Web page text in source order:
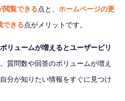
閲覧できる点と、 ホームページの更
できる点がメリットです。
リュームが増えるとユーザービリ
質問数や回答のボリュームが増え
分が知りたい情報をすぐに見つけ